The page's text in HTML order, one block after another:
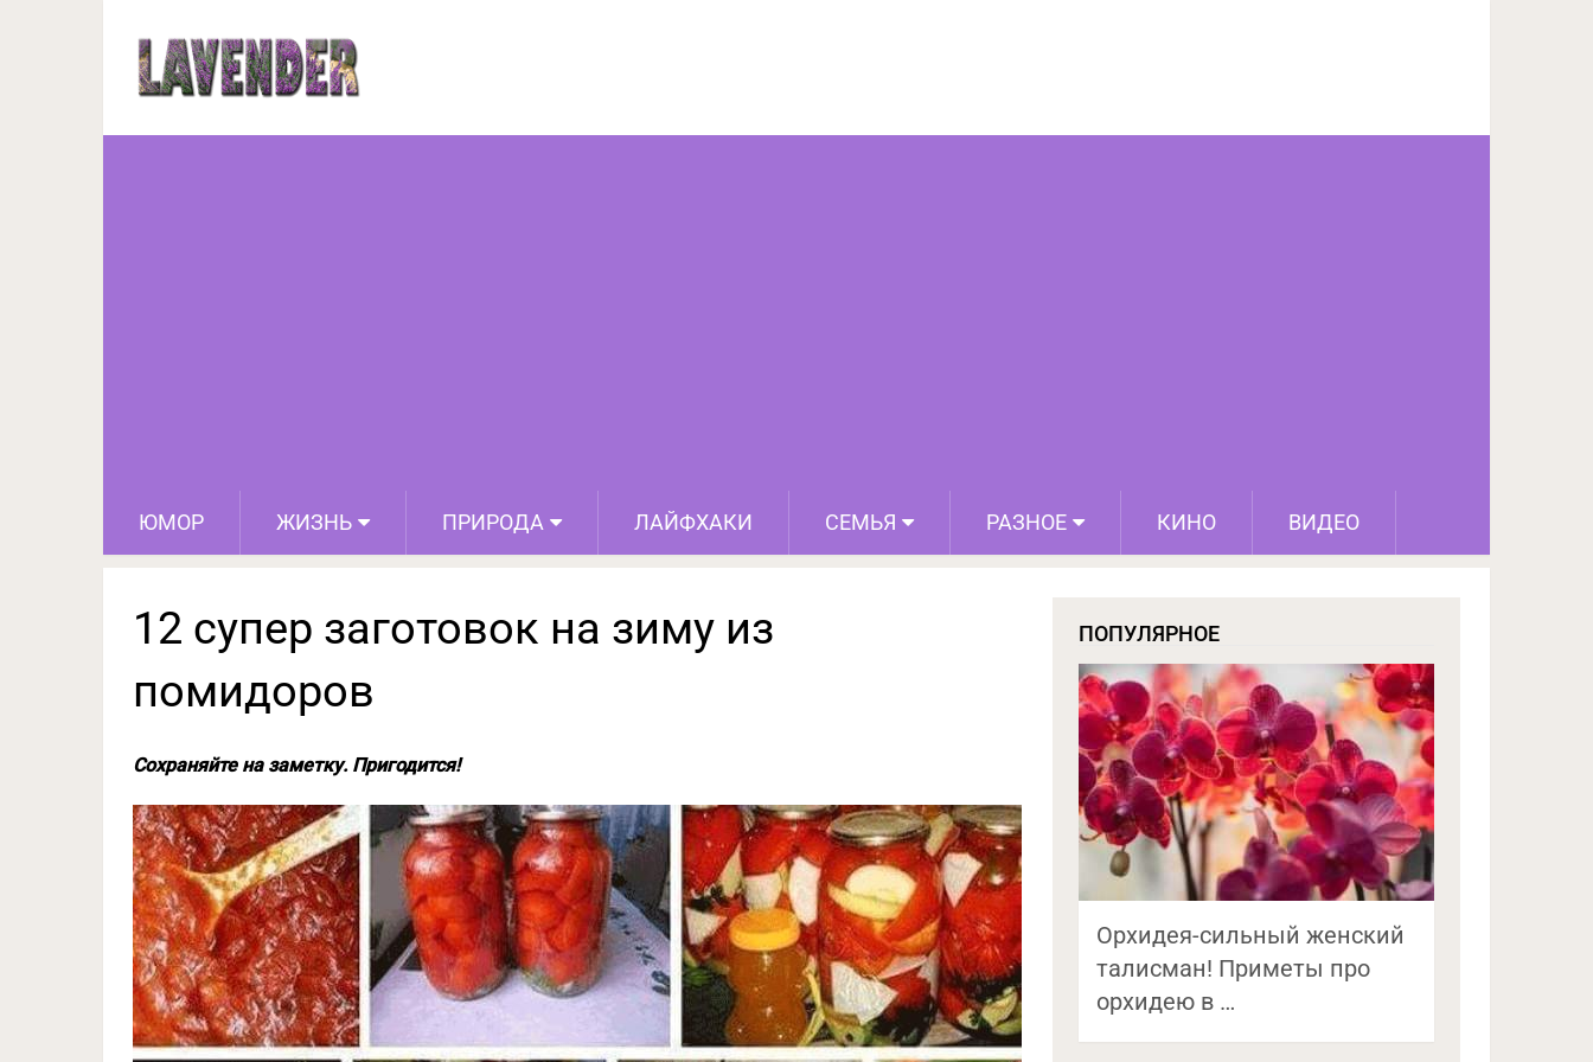
ЮМОР ЖИЗНЬ ПРИРОДА ЛАЙФХАКИ СЕМЬЯ РАЗНОЕ КИНО ВИДЕО
12 супер заготовок на зиму из
помидоров
Сохраняйте на заметку. Пригодится!
ПОПУЛЯРНОЕ
Орхидея-сильный женский
талисман! Приметы про
орхидею в …